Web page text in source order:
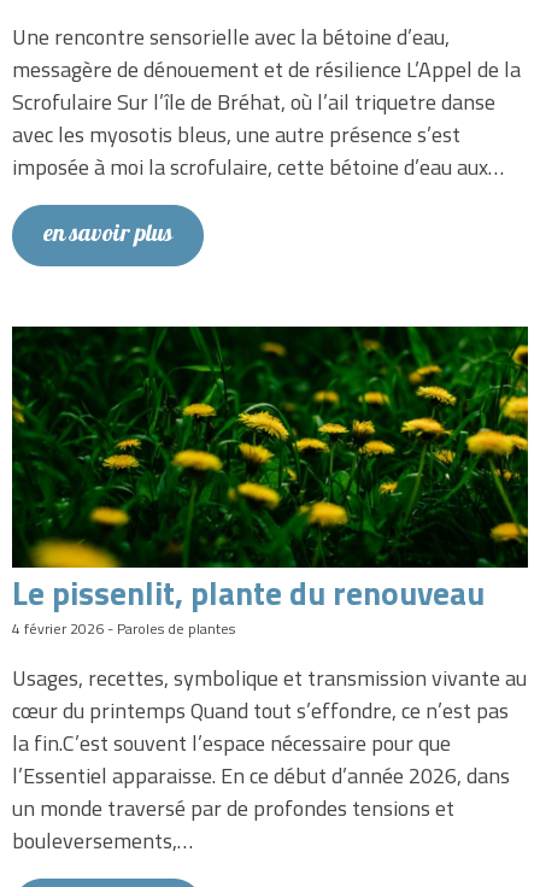
Une rencontre sensorielle avec la bétoine d’eau,
messagère de dénouement et de résilience L’Appel de la
Scrofulaire Sur l’île de Bréhat, où l’ail triquetre danse
avec les myosotis bleus, une autre présence s’est
imposée à moi la scrofulaire, cette bétoine d’eau aux…
en savoir plus
Le pissenlit, plante du renouveau
4 février 2026 - Paroles de plantes
Usages, recettes, symbolique et transmission vivante au
cœur du printemps Quand tout s’effondre, ce n’est pas
la fin.C’est souvent l’espace nécessaire pour que
l’Essentiel apparaisse. En ce début d’année 2026, dans
un monde traversé par de profondes tensions et
bouleversements,…